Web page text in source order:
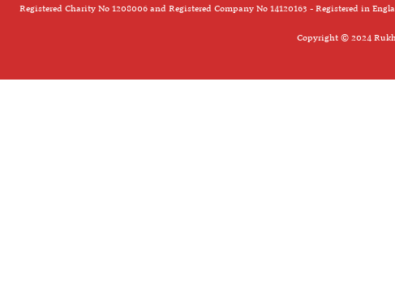
Registered Charity No 1208006 and Registered Company No 14120163 - Registered in
Copyright © 2024